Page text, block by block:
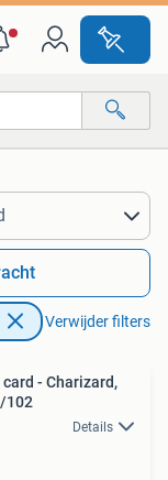
Verwijder filters
- Charizard,
102
Details